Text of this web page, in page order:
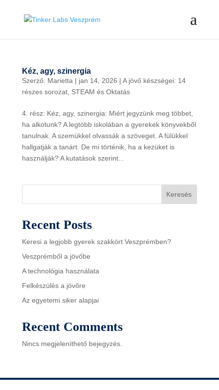
Kéz, agy, szinergia
Szerző: Marietta | jan 14, 2026 | A jövő készségei: 14
részes sorozat, STEAM és Oktatás
4. rész: Kéz, agy, szinergia: Miért jegyzünk meg többet,
ha alkotunk? A legtöbb iskolában a gyerekek könyvekből
tanulnak. A szemükkel olvassák a szöveget. A fülükkel
hallgatják a tanárt. De mi történik, ha a kezüket is
használják? A kutatások szerint...
Keresés
Recent Posts
Keresi a legjobb gyerek szakkört Veszprémben?
Veszprémből a jövőbe
A technológia használata
Felkészülés a jövőre
Az egyetemi siker alapjai
Recent Comments
Nincs megjeleníthető bejegyzés.